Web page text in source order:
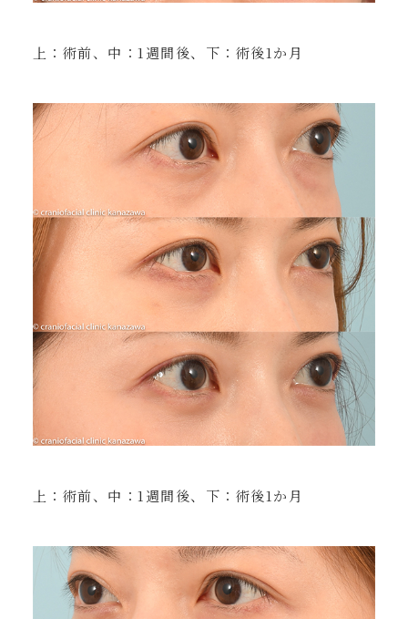
上：術前、中：1週間後、下：術後1か月
上：術前、中：1週間後、下：術後1か月